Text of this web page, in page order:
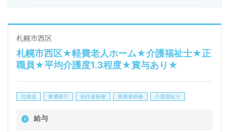
札幌市西区
札幌市西区★軽費老人ホーム★介護福祉士★正
職員★平均介護度1.3程度★賞与あり★
北海道 車通勤可 初任者研修 実務者研修 介護福祉士
給与